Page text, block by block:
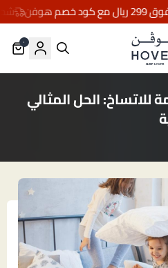
شحن
هوڤن
٠
الحل المثالي